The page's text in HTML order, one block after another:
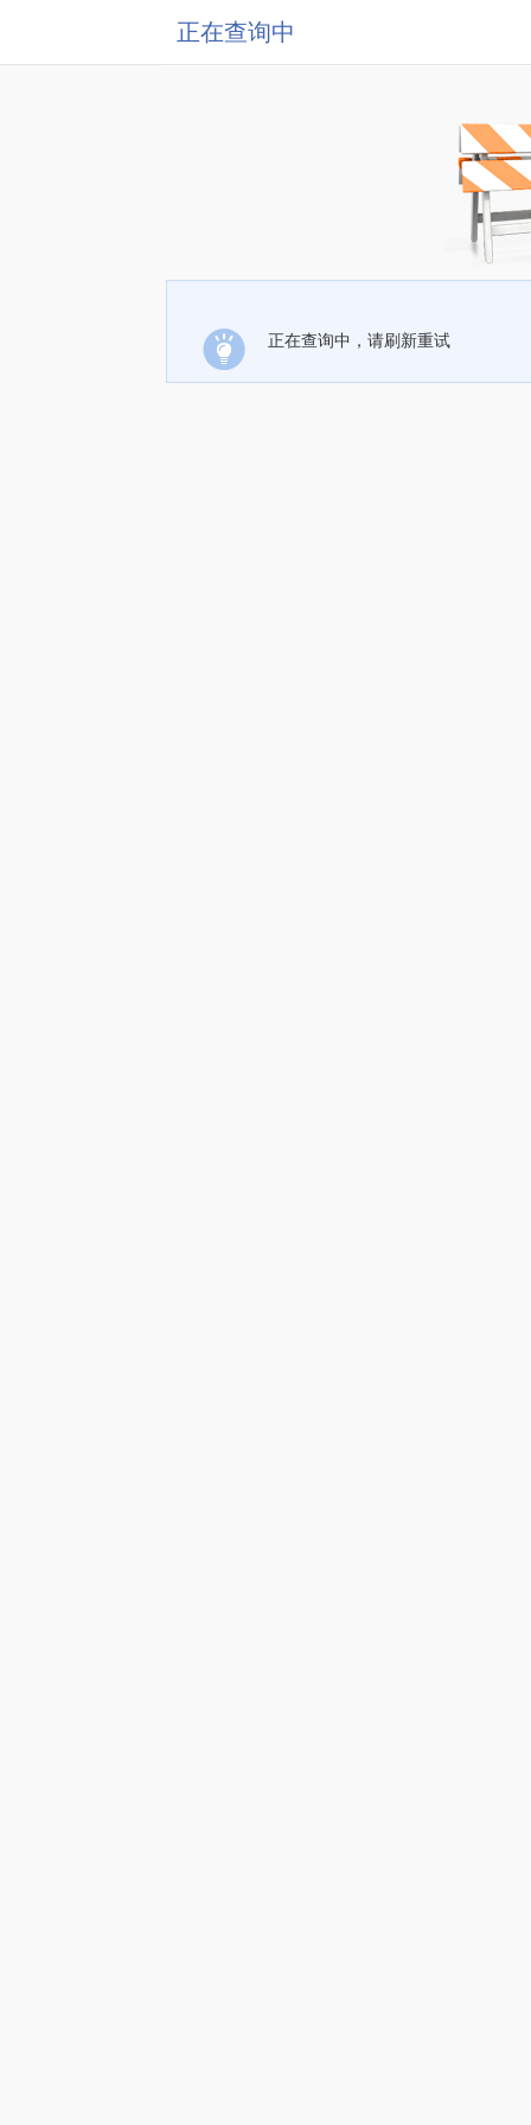
正在查询中
正在查询中，请刷新重试